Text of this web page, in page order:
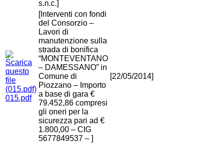
s.n.c.]
015.pdf
[Interventi con fondi
del Consorzio –
Lavori di
manutenzione sulla
strada di bonifica
“MONTEVENTANO
– DAMESSANO” in
Comune di
Piozzano – Importo
a base di gara €
79.452,86 compresi
gli oneri per la
sicurezza pari ad €
1.800,00 – CIG
5677849537 – ]
[22/05/2014]